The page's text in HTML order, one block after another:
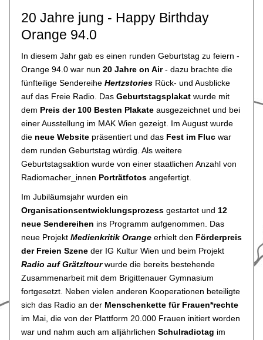
20 Jahre jung - Happy Birthday
Orange 94.0
In diesem Jahr gab es einen runden Geburtstag zu feiern -
Orange 94.0 war nun 20 Jahre on Air- dazu brachte die
fünfteilige Sendereihe Hertzstories Rück- und Ausblicke
auf das Freie Radio. Das Geburtstagsplakat wurde mit
dem Preis der 100 Besten Plakate ausgezeichnet und bei
einer Ausstellung im MAK Wien gezeigt. Im August wurde
die neue Website präsentiert und das Fest im Fluc war
dem runden Geburtstag würdig. Als weitere
Geburtstagsaktion wurde von einer staatlichen Anzahl von
Radiomacher_innen Porträtfotos angefertigt.
Im Jubiläumsjahr wurden ein
Organisationsentwicklungsprozess gestartet und 12
neue Sendereihen ins Programm aufgenommen. Das
neue Projekt Medienkritik Orange erhielt den Förderpreis
der Freien Szene der IG Kultur Wien und beim Projekt
Radio auf Grätzltourwurde die bereits bestehende
Zusammenarbeit mit dem Brigittenauer Gymnasium
fortgesetzt. Neben vielen anderen Kooperationen beteiligte
sich das Radio an der Menschenkette für Frauen*rechte
im Mai, die von der Plattform 20.000 Frauen initiert worden
war und nahm auch am alljährlichen Schulradiotag im